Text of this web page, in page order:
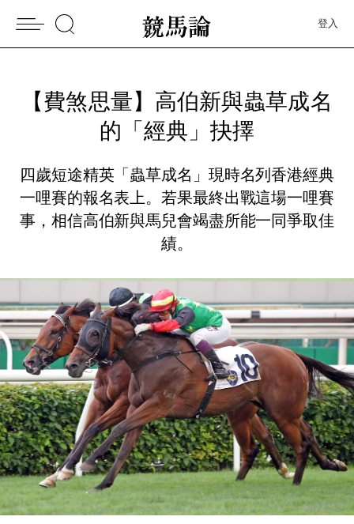
登入
【費煞思量】高伯新與蟲草成名
的「經典」抉擇
四歲短途精英「蟲草成名」現時名列香港經典
一哩賽的報名表上。若果最終出戰這場一哩賽
事，相信高伯新與馬兒會竭盡所能一同爭取佳
績。